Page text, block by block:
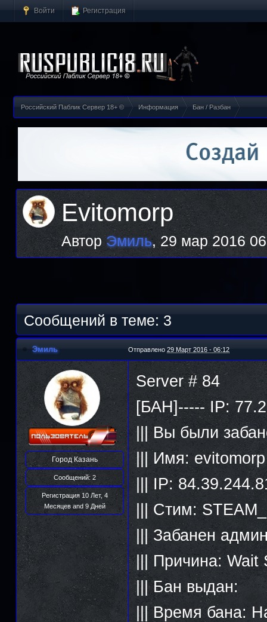
Войти Регистрация
Российский Паблик Сервер 18+ © Информация Бан / Разбан
Evitomorp
АвторЭмиль,29 мар 2016
Сообщений в теме: 3
Эмиль Отправлено 29 Март 2016 - 06:12
Город Казань
Сообщений: 2
Регистрация 10 Лет, 4
Месяцев and 9 Дней
Server # 84
[БАН]----- IP:
||| Вы были
||| Имя:
||| IP:
||| Стим:
||| Забанен
||| Причина: Wait
||| Бан выдан:
||| Время бана: